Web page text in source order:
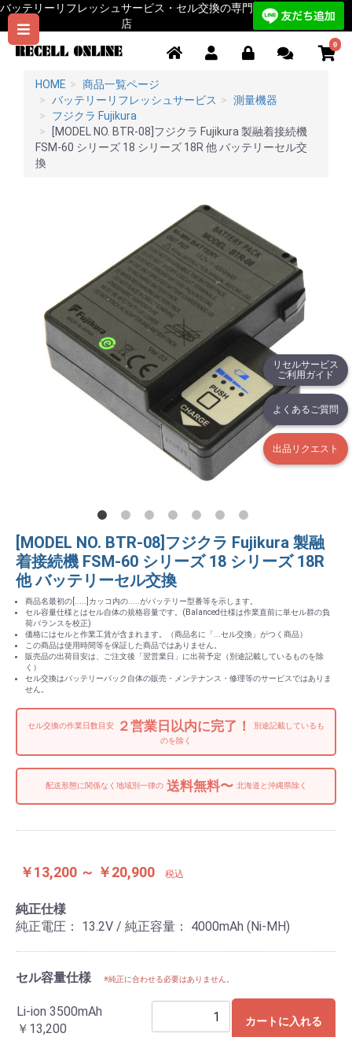
リセルサービス
ご利用ガイド
よくあるご質問
出品リクエスト
バッテリーリフレッシュサービス・セル交換の専門
店
0
HOME
商品一覧ページ
バッテリーリフレッシュサービス
測量機器
フジクラ Fujikura
[MODEL NO. BTR-08]フジクラ Fujikura 製融着接続機
FSM-60 シリーズ 18 シリーズ 18R 他 バッテリーセル交
換
[MODEL NO. BTR-08]フジクラ Fujikura 製融
着接続機 FSM-60 シリーズ 18 シリーズ 18R
他 バッテリーセル交換
商品名最初の[.....]カッコ内の.....がバッテリー型番等を示します。
セル容量仕様とはセル自体の規格容量です。(Balanced仕様は作業直前に単セル群の負
荷バランスを校正)
価格にはセルと作業工賃が含まれます。（商品名に「...セル交換」がつく商品）
この商品は使用時間等を保証した商品ではありません。
販売品の出荷目安は、ご注文後「翌営業日」に出荷予定（別途記載しているものを除
く）
セル交換はバッテリーパック自体の販売・メンテナンス・修理等のサービスではありま
せん。
セル交換の作業日数目安 ２営業日以内に完了！
別途記載しているも
のを除く
配送形態に関係なく地域別一律の送料無料〜 北海道と沖縄県除く
￥13,200 ～ ￥20,900 税込
純正仕様
純正電圧： 13.2V / 純正容量： 4000mAh (Ni-MH)
セル容量仕様 ※純正に合わせる必要はありません。
Li-ion 3500mAh
￥13,200
カートに入れる